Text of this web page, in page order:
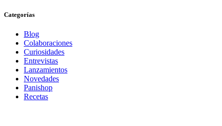
Categorías
Blog
Colaboraciones
Curiosidades
Entrevistas
Lanzamientos
Novedades
Panishop
Recetas